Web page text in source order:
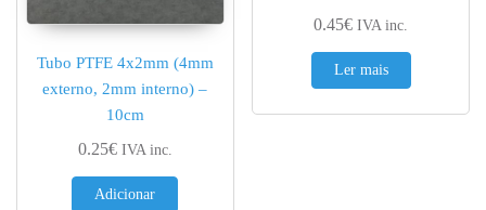
Tubo PTFE 4x2mm (4mm
externo, 2mm interno) –
10cm
0.25€ IVA inc.
Adicionar
0.45€ IVA inc.
Ler mais